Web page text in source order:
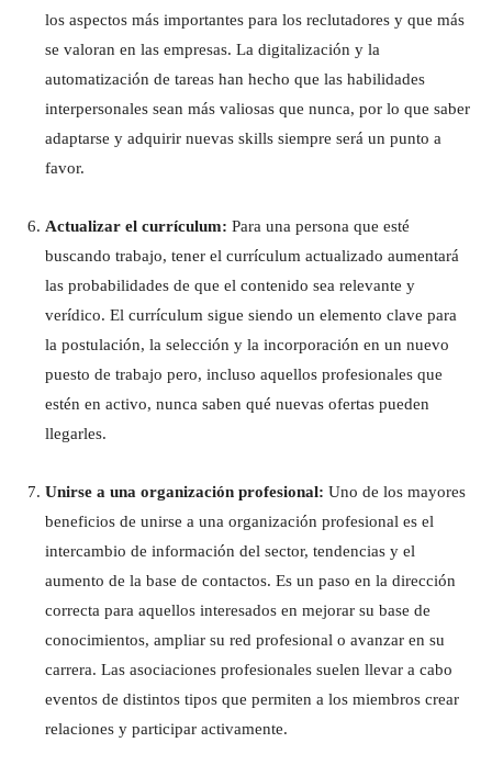
los aspectos más importantes para los reclutadores y que más
se valoran en las empresas. La digitalización y la
automatización de tareas han hecho que las habilidades
interpersonales sean más valiosas que nunca, por lo que saber
adaptarse y adquirir nuevas skills siempre será un punto a
favor.
Actualizar el currículum: Para una persona que esté
buscando trabajo, tener el currículum actualizado aumentará
las probabilidades de que el contenido sea relevante y
verídico. El currículum sigue siendo un elemento clave para
la postulación, la selección y la incorporación en un nuevo
puesto de trabajo pero, incluso aquellos profesionales que
estén en activo, nunca saben qué nuevas ofertas pueden
llegarles.
Unirse a una organización profesional: Uno de los mayores
beneficios de unirse a una organización profesional es el
intercambio de información del sector, tendencias y el
aumento de la base de contactos. Es un paso en la dirección
correcta para aquellos interesados en mejorar su base de
conocimientos, ampliar su red profesional o avanzar en su
carrera. Las asociaciones profesionales suelen llevar a cabo
eventos de distintos tipos que permiten a los miembros crear
relaciones y participar activamente.